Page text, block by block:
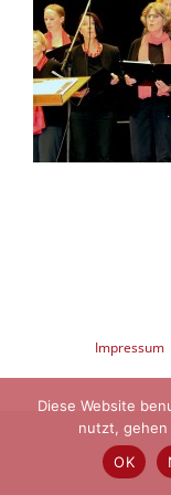
Impressum
Diese Website
nutzt, gehen
OK